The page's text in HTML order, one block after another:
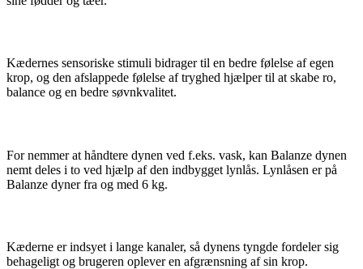
Kædernes sensoriske stimuli bidrager til en bedre følelse af egen
krop, og den afslappede følelse af tryghed hjælper til at skabe ro,
balance og en bedre søvnkvalitet.
For nemmer at håndtere dynen ved f.eks. vask, kan Balanze dynen
nemt deles i to ved hjælp af den indbygget lynlås. Lynlåsen er på
Balanze dyner fra og med 6 kg.
Kæderne er indsyet i lange kanaler, så dynens tyngde fordeler sig
behageligt og brugeren oplever en afgrænsning af sin krop.